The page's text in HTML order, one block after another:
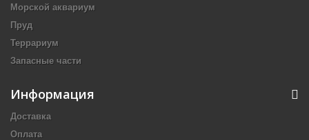
Морской аквариум
Пруд
Террариум
Запасные части
Информация
Доставка
Оплата